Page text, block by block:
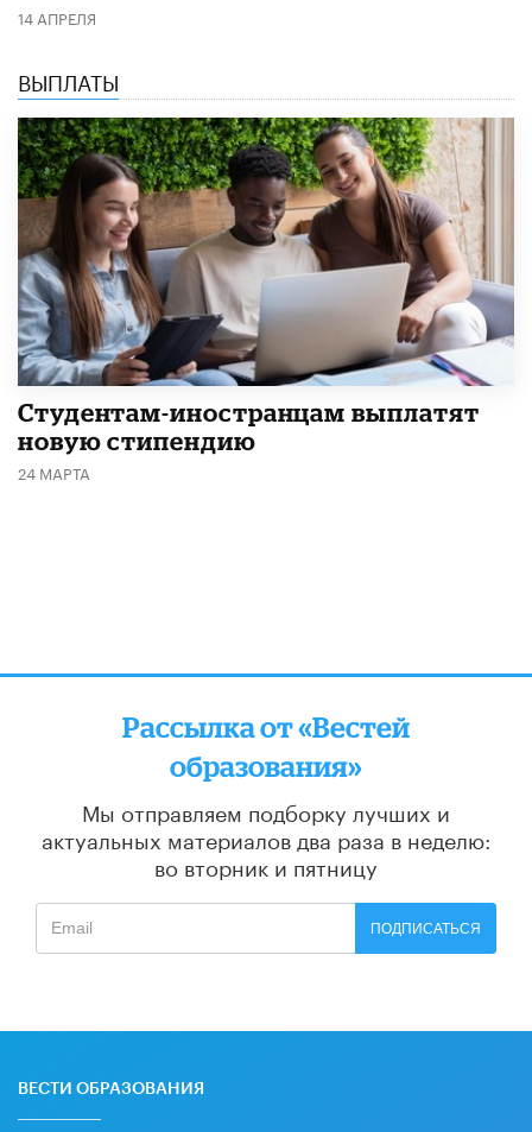
14 АПРЕЛЯ
ВЫПЛАТЫ
Студентам-иностранцам выплатят
новую стипендию
24 МАРТА
Рассылка от «Вестей
образования»
Мы отправляем подборку лучших и
актуальных материалов два раза в неделю:
во вторник и пятницу
ПОДПИСАТЬСЯ
ВЕСТИ ОБРАЗОВАНИЯ